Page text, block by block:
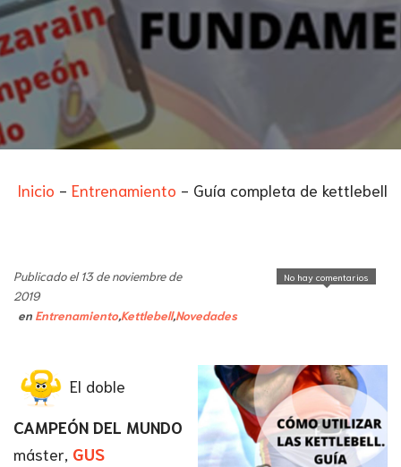
Inicio - Entrenamiento - Guía completa de kettlebell
No hay comentarios
Publicado el 13 de noviembre de
2019
en Entrenamiento,Kettlebell,Novedades
El doble
CAMPEÓN DEL MUNDO
máster, GUS